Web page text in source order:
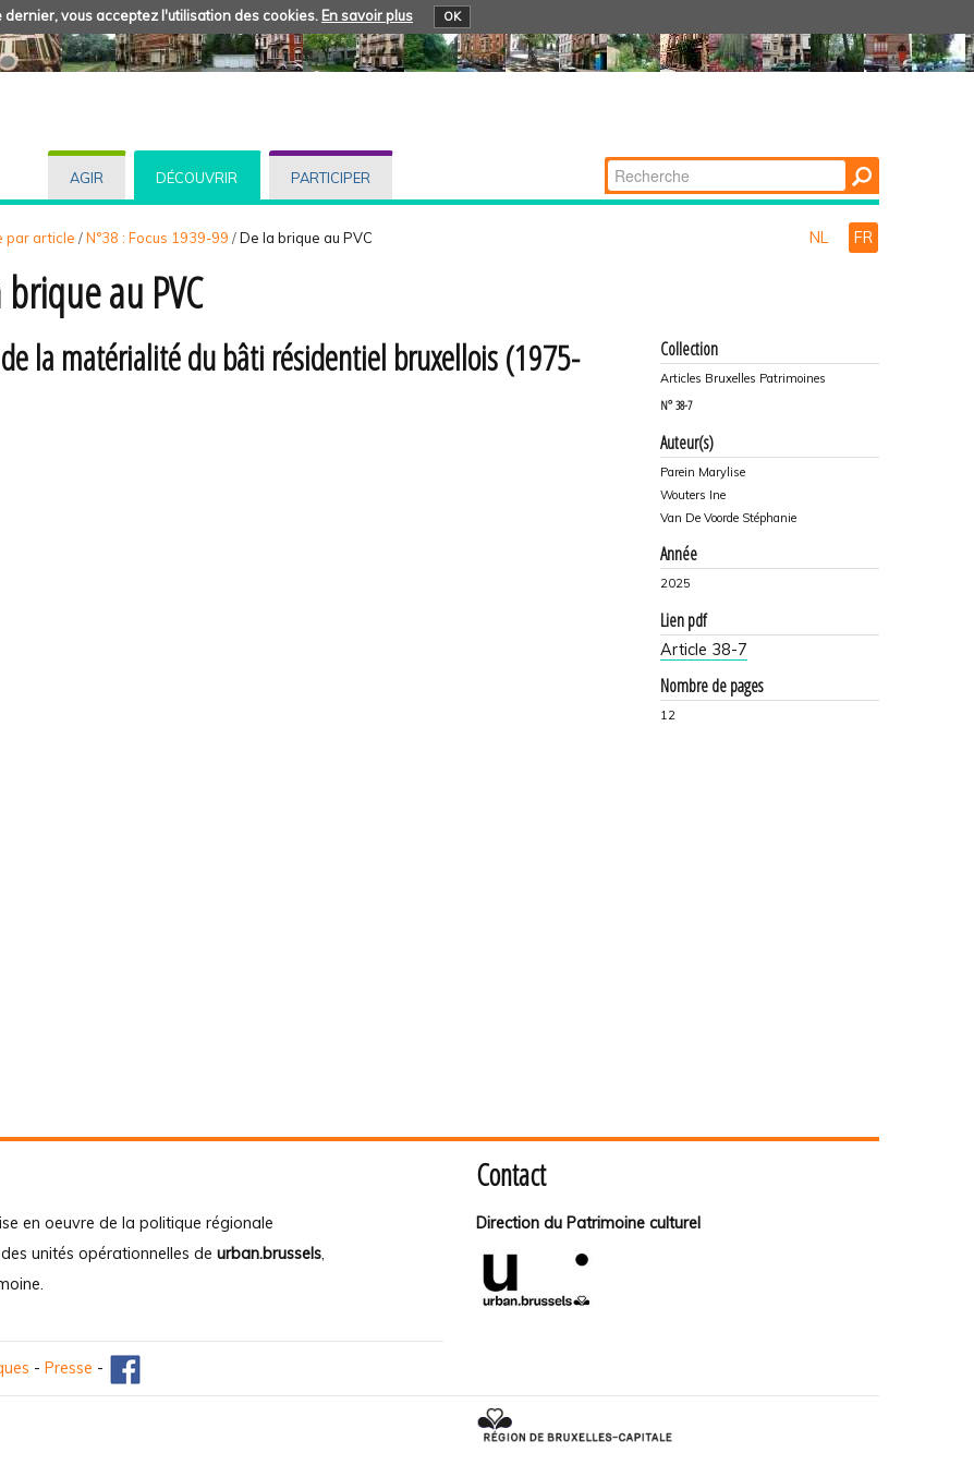
vous acceptez l'utilisation des cookies. En savoir plus OK
AGIR DÉCOUVRIR PARTICIPER Chercher par
Recherche
par article /N°38 : Focus 1939-99 /De la brique au PVC NL FR
au PVC
la matérialité du bâti résidentiel bruxellois (1975-
Collection
Articles Bruxelles Patrimoines
N° 38-7
Auteur(s)
Parein Marylise
Wouters Ine
Van De Voorde Stéphanie
Année
2025
Lien pdf
Article 38-7
Nombre de pages
12
en oeuvre de la politique régionale
unités opérationnelles de urban.brussels,
.
Contact
Direction du Patrimoine culturel
- Presse -